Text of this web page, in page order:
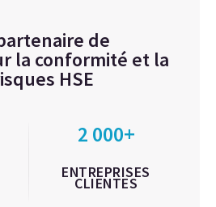
de
la conformité et la
HSE
2 000+
ENTREPRISES
CLIENTES